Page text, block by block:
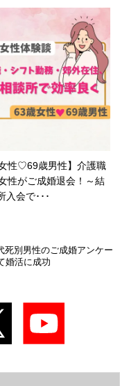
女性♡69歳男性】介護職
性がご成婚退会！～結
入会で･･･
死別男性のご成婚アンケー
婚活に成功